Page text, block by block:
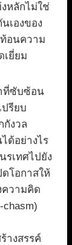
หลักไม่ใช่
เองของ
อนความ
เยี่ยม
ที่ซับซ้อน
ปรียบ
งวล
ด้อย่างไร
รเทศไปยัง
ดโอกาสให้
ความคิด
างสรรค์